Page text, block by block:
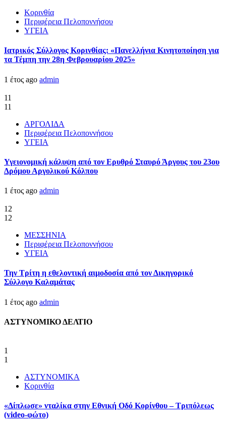
Κορινθία
Περιφέρεια Πελοποννήσου
ΥΓΕΙΑ
Ιατρικός Σύλλογος Κορινθίας: «Πανελλήνια Κινητοποίηση για
τα Τέμπη την 28η Φεβρουαρίου 2025»
1 έτος ago admin
11
11
ΑΡΓΟΛΙΔΑ
Περιφέρεια Πελοποννήσου
ΥΓΕΙΑ
Υγειονομική κάλυψη από τον Ερυθρό Σταυρό Άργους του 23ου
Δρόμου Αργολικού Κόλπου
1 έτος ago admin
12
12
ΜΕΣΣΗΝΙΑ
Περιφέρεια Πελοποννήσου
ΥΓΕΙΑ
Την Τρίτη η εθελοντική αιμοδοσία από τον Δικηγορικό
Σύλλογο Καλαμάτας
1 έτος ago admin
ΑΣΤΥΝΟΜΙΚΟ ΔΕΛΤΙΟ
1
1
ΑΣΤΥΝΟΜΙΚΑ
Κορινθία
«Δίπλωσε» νταλίκα στην Εθνική Oδό Κορίνθου – Τριπόλεως
(video-φώτο)